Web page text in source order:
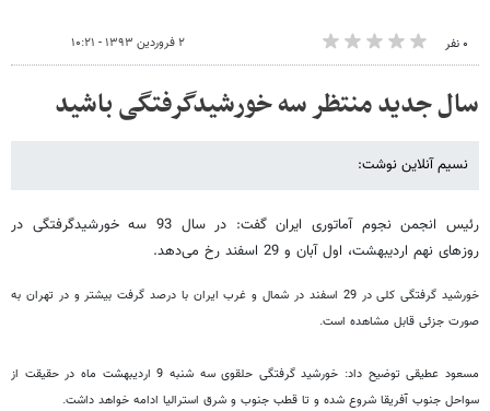
۰ نفر ۲ فروردین ۱۳۹۳ - ۱۰:۲۱
سال جدید منتظر سه خورشیدگرفتگی باشید
نسیم آنلاین نوشت:
رئیس انجمن نجوم آماتوری ایران گفت: در سال 93 سه خورشیدگرفتگی در
روزهای نهم اردیبهشت، اول آبان و 29 اسفند رخ می‌دهد.
خورشید گرفتگی کلی در 29 اسفند در شمال و غرب ایران با درصد گرفت بیشتر و در تهران به
صورت جزئی قابل مشاهده است.
مسعود عطیقی توضیح داد:‌ خورشید گرفتگی حلقوی سه شنبه 9 اردیبهشت ماه در حقیقت از
سواحل جنوب آفریقا شروع شده و تا قطب جنوب و شرق استرالیا ادامه خواهد داشت.